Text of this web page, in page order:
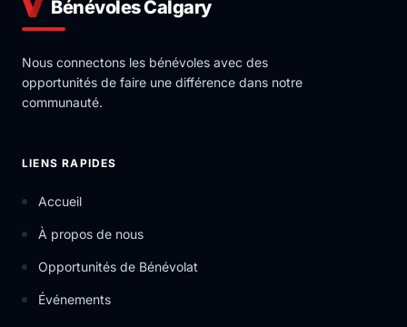
Bénévoles Calgary
Nous connectons les bénévoles avec des
opportunités de faire une différence dans notre
communauté.
LIENS RAPIDES
Accueil
À propos de nous
Opportunités de Bénévolat
Événements